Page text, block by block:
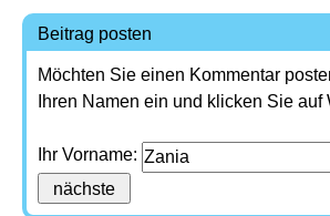
Beitrag posten
Möchten Sie einen Kommentar
Ihren Namen ein und klicken Sie auf
Ihr Vorname: